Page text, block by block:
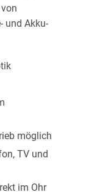
und Akku-
möglich
TV und
im Ohr